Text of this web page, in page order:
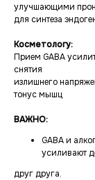
улучшающими
для синтеза
Косметологу:
Прием GABA
снятия
излишнего
тонус мышц
ВАЖНО:
GABA и
усиливают
друг друга.